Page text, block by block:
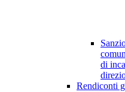
di
Rendiconti